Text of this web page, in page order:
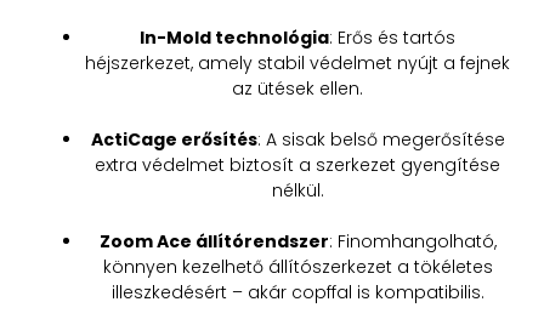
In-Mold technológia: Erős és tartós
héjszerkezet, amely stabil védelmet nyújt a fejnek
az ütések ellen.
ActiCage erősítés: A sisak belső megerősítése
extra védelmet biztosít a szerkezet gyengítése
nélkül.
Zoom Ace állítórendszer: Finomhangolható,
könnyen kezelhető állítószerkezet a tökéletes
illeszkedésért – akár copffal is kompatibilis.